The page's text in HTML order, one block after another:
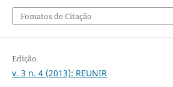
Fomatos de Citação
Edição
v. 3 n. 4 (2013): REUNIR